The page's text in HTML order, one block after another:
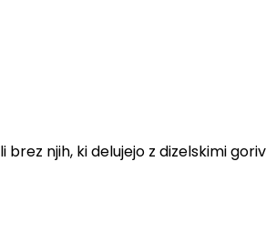
njih, ki delujejo z dizelskimi